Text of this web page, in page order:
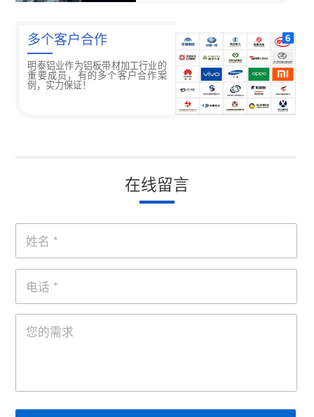
多个客户合作
明泰铝业作为铝板带材加工行业的
重要成员，有的多个客户合作案
例，实力保证！
在线留言